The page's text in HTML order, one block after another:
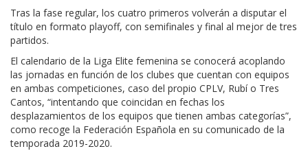
Tras la fase regular, los cuatro primeros volverán a disputar el
título en formato playoff, con semifinales y final al mejor de tres
partidos.
El calendario de la Liga Elite femenina se conocerá acoplando
las jornadas en función de los clubes que cuentan con equipos
en ambas competiciones, caso del propio CPLV, Rubí o Tres
Cantos, “intentando que coincidan en fechas los
desplazamientos de los equipos que tienen ambas categorías”,
como recoge la Federación Española en su comunicado de la
temporada 2019-2020.